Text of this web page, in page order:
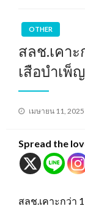
OTHER
สลช.เคาะ
เสือบำเพ็
Posted
เมษายน 11, 2025
Spread the
สลช.เคาะกว่า